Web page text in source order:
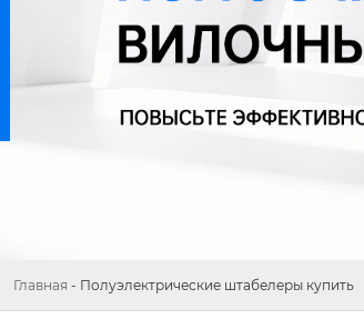
Главная - Полуэлектрические штабелеры купить